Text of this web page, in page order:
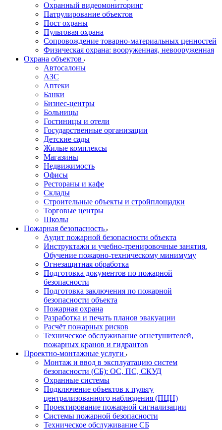
Охранный видеомониторинг
Патрулирование объектов
Пост охраны
Пультовая охрана
Сопровождение товарно-материальных ценностей
Физическая охрана: вооруженная, невооруженная
Охрана объектов
Автосалоны
АЗС
Аптеки
Банки
Бизнес-центры
Больницы
Гостиницы и отели
Государственные организации
Детские сады
Жилые комплексы
Магазины
Недвижимость
Офисы
Рестораны и кафе
Склады
Строительные объекты и стройплощадки
Торговые центры
Школы
Пожарная безопасность
Аудит пожарной безопасности объекта
Инструктажи и учебно-тренировочные занятия.
Обучение пожарно-техническому минимуму
Огнезащитная обработка
Подготовка документов по пожарной
безопасности
Подготовка заключения по пожарной
безопасности объекта
Пожарная охрана
Разработка и печать планов эвакуации
Расчёт пожарных рисков
Техническое обслуживание огнетушителей,
пожарных кранов и гидрантов
Проектно-монтажные услуги
Монтаж и ввод в эксплуатацию систем
безопасности (СБ): ОС, ПС, СКУД
Охранные системы
Подключение объектов к пульту
централизованного наблюдения (ПЦН)
Проектирование пожарной сигнализации
Системы пожарной безопасности
Техническое обслуживание СБ